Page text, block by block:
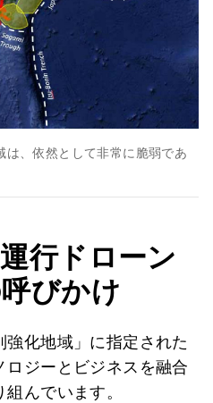
、依然として非常に脆弱であ
行ドローン
びかけ
化地域」に指定された
ジーとビジネスを融合
んでいます。